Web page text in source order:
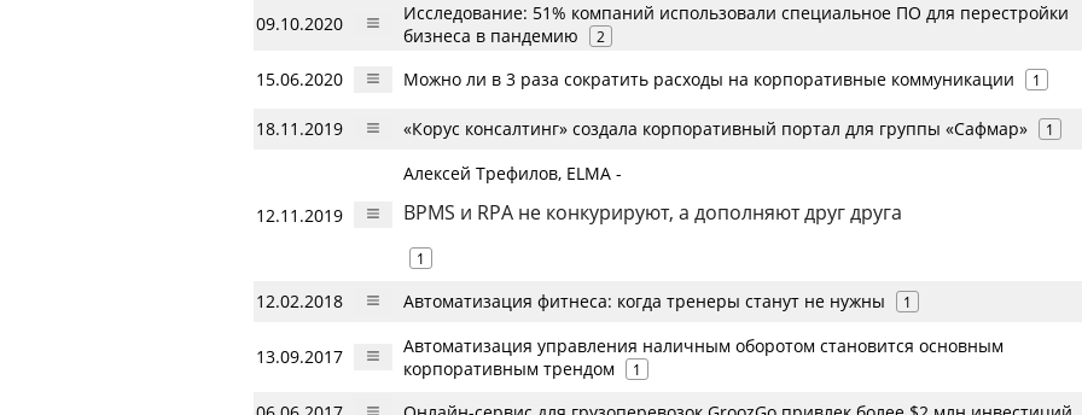
09.10.2020
Исследование: 51% компаний использовали специальное ПО для перестройки
бизнеса в пандемию
2
15.06.2020 Можно ли в 3 раза сократить расходы на корпоративные коммуникации 1
18.11.2019 «Корус консалтинг» создала корпоративный портал для группы «Сафмар» 1
12.11.2019
Алексей Трефилов, ELMA -
BPMS и RPA не конкурируют, а дополняют друг друга
1
12.02.2018 Автоматизация фитнеса: когда тренеры станут не нужны 1
13.09.2017
Автоматизация управления наличным оборотом становится основным
корпоративным трендом
1